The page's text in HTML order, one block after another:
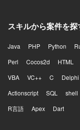
スキルから案件を探
Java PHP Python
Perl
Cocos2d HTML
VBA
VC++ C Delphi
Actionscript
SQL shell
R言語
Apex Dart